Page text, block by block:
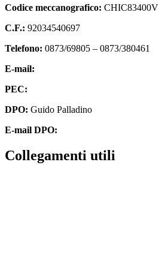
Codice meccanografico: CHIC83400V
C.F.: 92034540697
Telefono: 0873/69805 – 0873/380461
E-mail:
PEC:
DPO: Guido Palladino
E-mail DPO:
Collegamenti utili